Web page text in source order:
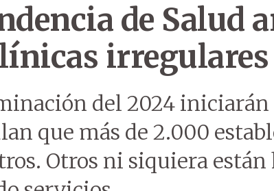
de Salud
irregulares
del 2024 iniciarán
que más de 2.000
Otros ni siquiera